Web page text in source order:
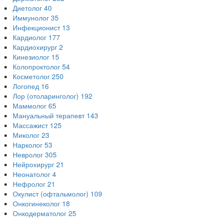
Диетолог 40
Иммунолог 35
Инфекционист 13
Кардиолог 177
Кардиохирург 2
Кинезиолог 15
Колопроктолог 54
Косметолог 250
Логопед 16
Лор (отоларинголог) 192
Маммолог 65
Мануальный терапевт 143
Массажист 125
Миколог 23
Нарколог 53
Невролог 305
Нейрохирург 21
Неонатолог 4
Нефролог 21
Окулист (офтальмолог) 109
Онкогинеколог 18
Онкодерматолог 25